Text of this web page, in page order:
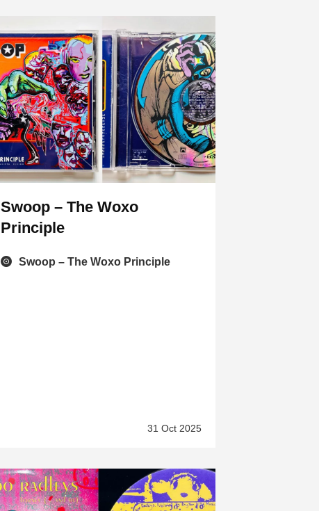
Swoop – The Woxo
Principle
Swoop – The Woxo Principle
31 Oct 2025